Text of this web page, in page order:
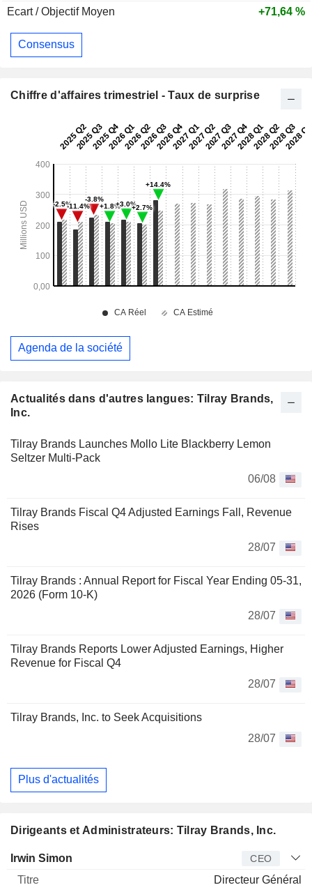
Actualités dans d'autres langues: Tilray Brands,
Inc.
Tilray Brands Launches Mollo Lite Blackberry Lemon
Seltzer Multi-Pack
06/08
Tilray Brands Fiscal Q4 Adjusted Earnings Fall, Revenue
Rises
28/07
Tilray Brands : Annual Report for Fiscal Year Ending 05-31,
2026 (Form 10-K)
28/07
Tilray Brands Reports Lower Adjusted Earnings, Higher
Revenue for Fiscal Q4
28/07
Tilray Brands, Inc. to Seek Acquisitions
28/07
Plus d'actualités
Dirigeants et Administrateurs: Tilray Brands, Inc.
Dirigeant Titre
Irwin Simon CEO
Directeur Général
Ecart / Objectif Moyen
+71,64 %
Consensus
Chiffre d'affaires trimestriel - Taux de surprise
Agenda de la société